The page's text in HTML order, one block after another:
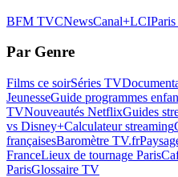
BFM TVCNewsCanal+LCI
Par Genre
Films ce soirSéries TV
JeunesseGuide programmes
TVNouveautés NetflixGuides
vs Disney+Calculateur streaming
françaisesBaromètre TV.fr
FranceLieux de tournage Paris
ParisGlossaire TV